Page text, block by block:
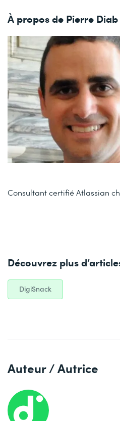
À propos de Pierre Diab
Consultant certifié Atlassian
Découvrez plus
DigiSnack
Auteur / Autrice